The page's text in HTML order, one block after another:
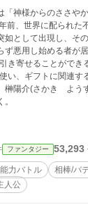
「神様からのささや
前、世界に配られた
如として出現し、そ
し始める者が居た。 碧山瑠衣(あ
き寄せることができ
い、ギフトに関連す
榊陽介(さかき よう
ファンタジー 53,293
力バトル
相棒/バ
人公